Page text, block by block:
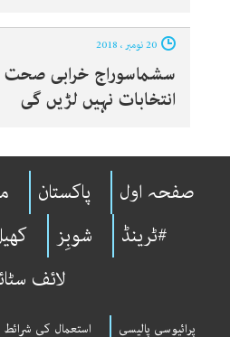
سشماسوراج خرابی
انتخابات نہیں لڑیں گی
صفحہ اول پاکستان
#ٹرینڈ
شوبِز
لائف
پرائیوسی پالیسی استعمال کی شرائط